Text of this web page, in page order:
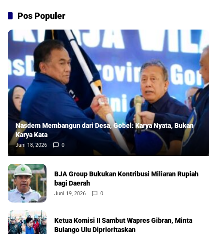
Pos Populer
Nasdem Membangun dari Desa, Gobel: Karya Nyata, Bukan
Karya Kata
Juni 18, 2026 0
BJA Group Bukukan Kontribusi Miliaran Rupiah
bagi Daerah
Juni 19, 2026 0
Ketua Komisi II Sambut Wapres Gibran, Minta
Bulango Ulu Diprioritaskan